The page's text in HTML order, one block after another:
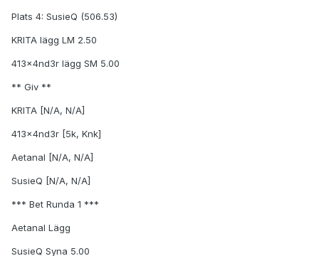
Plats 4: SusieQ (506.53)
KRITA lägg LM 2.50
413x4nd3r lägg SM 5.00
** Giv **
KRITA [N/A, N/A]
413x4nd3r [5k, Knk]
Aetanal [N/A, N/A]
SusieQ [N/A, N/A]
*** Bet Runda 1 ***
Aetanal Lägg
SusieQ Syna 5.00